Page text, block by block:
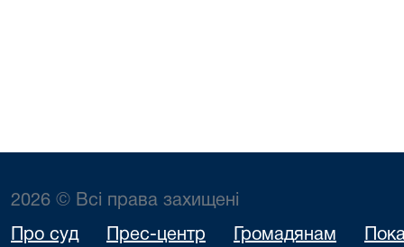
2026 © Всі права захищені
Про суд Прес-центр Громадянам